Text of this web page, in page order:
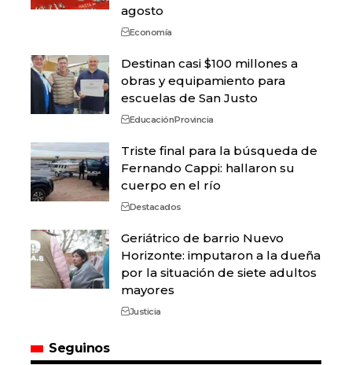
agosto
Economía
Destinan casi $100 millones a
obras y equipamiento para
escuelas de San Justo
EducaciónProvincia
Triste final para la búsqueda de
Fernando Cappi: hallaron su
cuerpo en el río
Destacados
Geriátrico de barrio Nuevo
Horizonte: imputaron a la dueña
por la situación de siete adultos
mayores
Justicia
Seguinos